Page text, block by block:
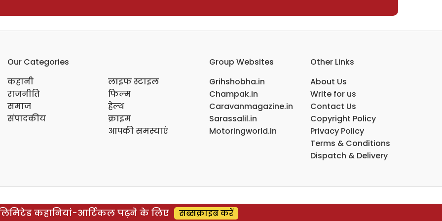
Our Categories
कहानी
राजनीति
समाज
संपादकीय
लाइफ स्टाइल
फिल्म
हेल्थ
क्राइम
आपकी समस्याएं
Group Websites
Grihshobha.in
Champak.in
Caravanmagazine.in
Sarassalil.in
Motoringworld.in
Other Links
About Us
Write for us
Contact Us
Copyright Policy
Privacy Policy
Terms & Conditions
Dispatch & Delivery
कहानियां-आर्टिकल पढ़ने के लिए सब्सक्राइब करें